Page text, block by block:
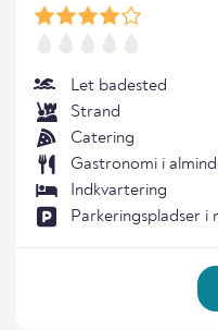
Let badested
Strand
Catering
Gastronomi i
Indkvartering
Parkeringspladser i